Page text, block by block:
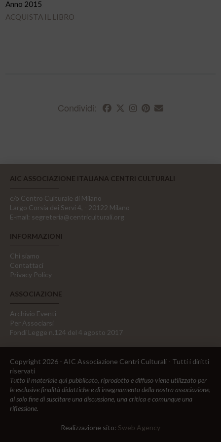
Anno 2015
ACQUISTA IL LIBRO
Condividi:
AIC ASSOCIAZIONE ITALIANA CENTRI CULTURALI
c/o Centro Culturale di Milano
Largo Corsia dei Servi 4, - 20122 Milano
E-mail: segreteria@centriculturali.org
INFORMAZIONI
Chi siamo
Contattaci
Privacy Policy
ASSOCIAZIONE
Archivio Eventi
Per Associarsi
Fondi Legge n.124 del 4 agosto 2017
Copyright 2026 - AIC Associazione Centri Culturali - Tutti i diritti
riservati
Tutto il materiale qui pubblicato, riprodotto e diffuso viene utilizzato per
le esclusive finalità didattiche e di insegnamento della nostra associazione,
al solo fine di suscitare una discussione, una critica e comunque una
riflessione.
Realizzazione sito: Sweb Agency